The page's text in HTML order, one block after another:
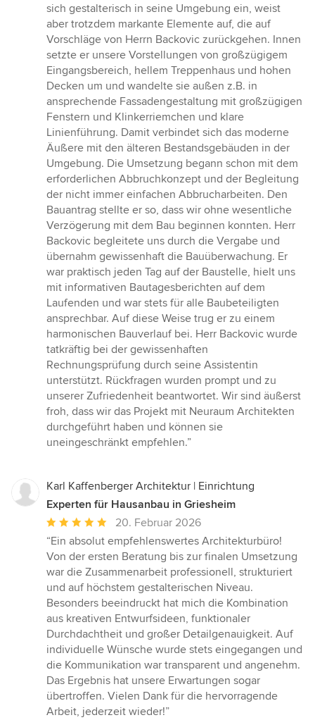
sich gestalterisch in seine Umgebung ein, weist
aber trotzdem markante Elemente auf, die auf
Vorschläge von Herrn Backovic zurückgehen. Innen
setzte er unsere Vorstellungen von großzügigem
Eingangsbereich, hellem Treppenhaus und hohen
Decken um und wandelte sie außen z.B. in
ansprechende Fassadengestaltung mit großzügigen
Fenstern und Klinkerriemchen und klare
Linienführung. Damit verbindet sich das moderne
Äußere mit den älteren Bestandsgebäuden in der
Umgebung. Die Umsetzung begann schon mit dem
erforderlichen Abbruchkonzept und der Begleitung
der nicht immer einfachen Abbrucharbeiten. Den
Bauantrag stellte er so, dass wir ohne wesentliche
Verzögerung mit dem Bau beginnen konnten. Herr
Backovic begleitete uns durch die Vergabe und
übernahm gewissenhaft die Bauüberwachung. Er
war praktisch jeden Tag auf der Baustelle, hielt uns
mit informativen Bautagesberichten auf dem
Laufenden und war stets für alle Baubeteiligten
ansprechbar. Auf diese Weise trug er zu einem
harmonischen Bauverlauf bei. Herr Backovic wurde
tatkräftig bei der gewissenhaften
Rechnungsprüfung durch seine Assistentin
unterstützt. Rückfragen wurden prompt und zu
unserer Zufriedenheit beantwortet. Wir sind äußerst
froh, dass wir das Projekt mit Neuraum Architekten
durchgeführt haben und können sie
uneingeschränkt empfehlen.”
Karl Kaffenberger Architektur | Einrichtung
Experten für Hausanbau in Griesheim
Durchschnittliche
Bewertung:
5
von
5
Sternen
20. Februar 2026
“Ein absolut empfehlenswertes Architekturbüro!
Von der ersten Beratung bis zur finalen Umsetzung
war die Zusammenarbeit professionell, strukturiert
und auf höchstem gestalterischen Niveau.
Besonders beeindruckt hat mich die Kombination
aus kreativen Entwurfsideen, funktionaler
Durchdachtheit und großer Detailgenauigkeit. Auf
individuelle Wünsche wurde stets eingegangen und
die Kommunikation war transparent und angenehm.
Das Ergebnis hat unsere Erwartungen sogar
übertroffen. Vielen Dank für die hervorragende
Arbeit, jederzeit wieder!”